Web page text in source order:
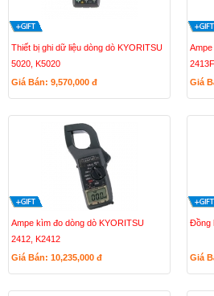
Thiết bị ghi dữ liệu dòng dò KYORITSU
5020, K5020
Giá Bán: 9,570,000 đ
Giá
Ampe kìm đo dòng dò KYORITSU
2412, K2412
Giá Bán: 10,235,000 đ
Đồng
Giá